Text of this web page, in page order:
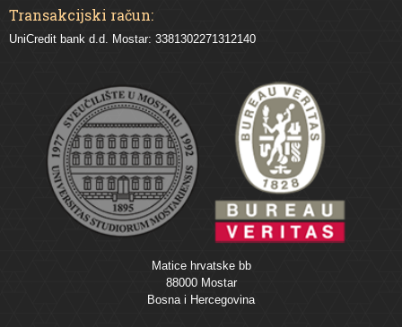
Transakcijski račun:
UniCredit bank d.d. Mostar: 3381302271312140
Matice hrvatske bb
88000 Mostar
Bosna i Hercegovina